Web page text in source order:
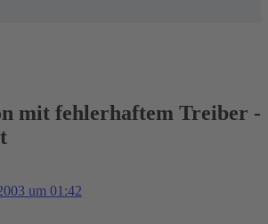
mit fehlerhaftem Treiber -
um 01:42